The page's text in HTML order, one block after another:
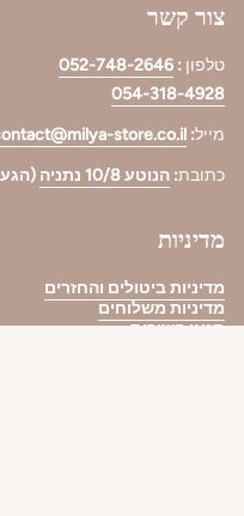
צור קשר
טלפון :
052-748-2646
054-318-4928
מייל:
store.co.il
כתובת: הנוטע 10/8 נתניה
מדיניות
מדיניות ביטולים והחזרים
מדיניות משלוחים
תנאי השירות